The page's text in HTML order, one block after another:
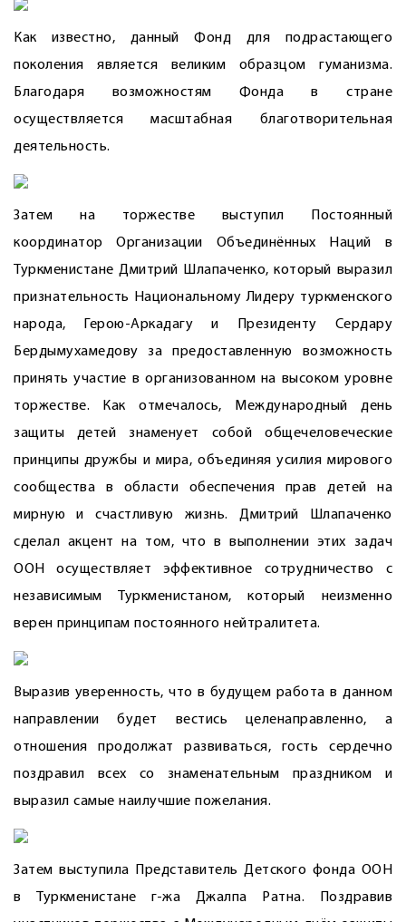
Как известно, данный Фонд для подрастающего
поколения является великим образцом гуманизма.
Благодаря возможностям Фонда в стране
осуществляется масштабная благотворительная
деятельность.
Затем на торжестве выступил Постоянный
координатор Организации Объединённых Наций в
Туркменистане Дмитрий Шлапаченко, который выразил
признательность Национальному Лидеру туркменского
народа, Герою-Аркадагу и Президенту Сердару
Бердымухамедову за предоставленную возможность
принять участие в организованном на высоком уровне
торжестве. Как отмечалось, Международный день
защиты детей знаменует собой общечеловеческие
принципы дружбы и мира, объединяя усилия мирового
сообщества в области обес­печения прав детей на
мирную и счастливую жизнь. Дмитрий Шлапаченко
сделал акцент на том, что в выполнении этих задач
ООН осуществляет эффективное сотрудничество с
независимым Туркменистаном, который неизменно
верен принципам постоянного нейтралитета.
Выразив уверенность, что в будущем работа в данном
направлении будет вестись целенаправленно, а
отношения продолжат развиваться, гость сердечно
поздравил всех со знаменательным праздником и
выразил самые наилучшие пожелания.
Затем выступила Представитель Детского фонда ООН
в Туркменистане г-жа Джалпа Ратна. Поздравив